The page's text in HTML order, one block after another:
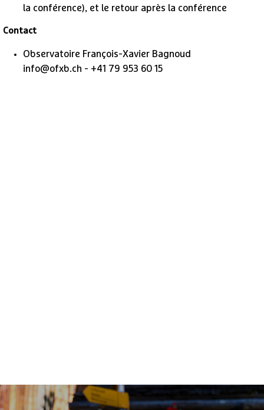
la conférence), et le retour après la conférence
Contact
Observatoire François-Xavier Bagnoud
info@ofxb.ch - +41 79 953 60 15